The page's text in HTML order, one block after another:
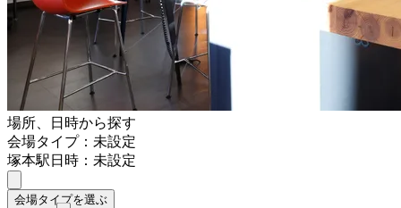
場所、日時から探す
会場タイプ：未設定
塚本駅日時：未設定
会場タイプを選ぶ